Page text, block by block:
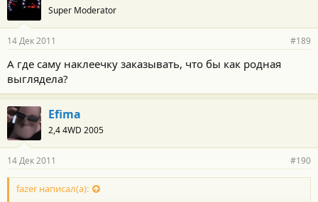
Super Moderator
14 Дек 2011 #189
А где саму наклеечку заказывать, что бы как родная
выглядела?
Efima
2,4 4WD 2005
14 Дек 2011 #190
fazer написал(а):